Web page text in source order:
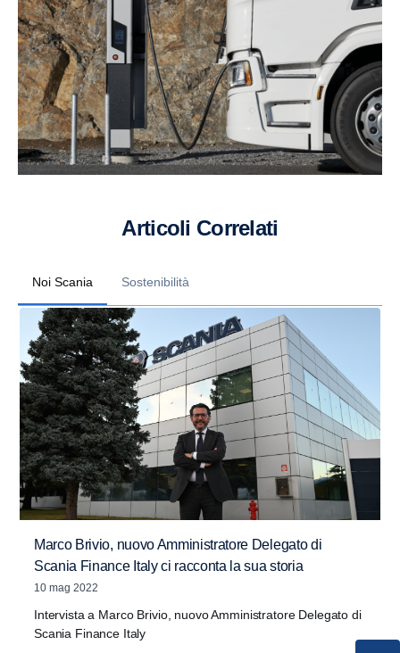
Articoli Correlati
Noi Scania Sostenibilità
Marco Brivio, nuovo Amministratore Delegato di
Scania Finance Italy ci racconta la sua storia
10 mag 2022
Intervista a Marco Brivio, nuovo Amministratore Delegato di
Scania Finance Italy